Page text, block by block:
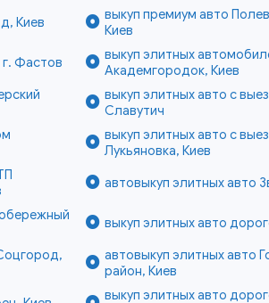
Киев
выкуп премиум авто
Киев
г. Фастов
выкуп элитных
Академгородок, Киев
выкуп элитных авто с
Славутич
выкуп элитных авто с
Лукьяновка, Киев
автовыкуп элитных авто
выкуп элитных авто
автовыкуп элитных авто
район, Киев
выкуп элитных авто